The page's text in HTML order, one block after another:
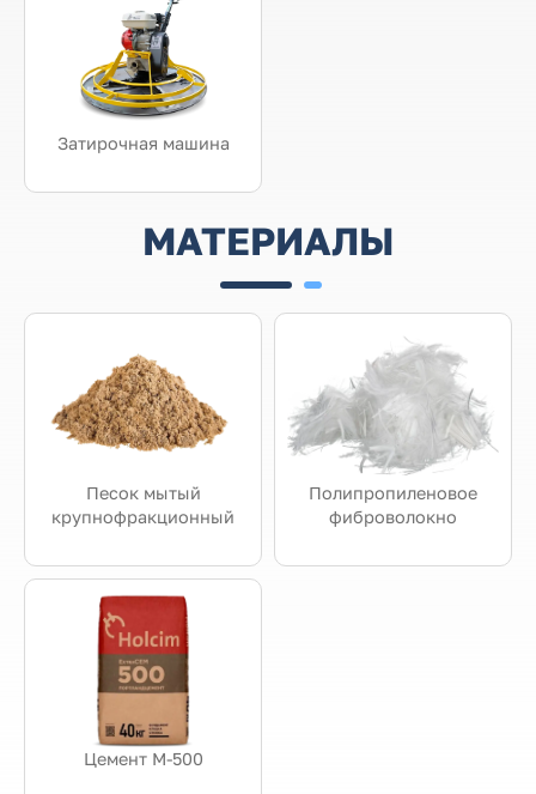
Затирочная машина
МАТЕРИАЛЫ
Песок мытый
крупнофракционный
Полипропиленовое
фиброволокно
Цемент М-500